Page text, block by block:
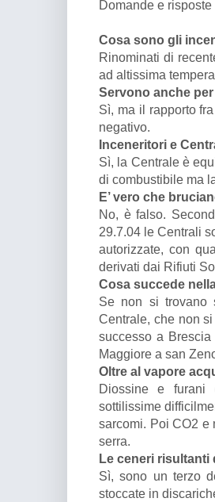
Domande e risposte
Cosa sono gli
Rinominati di
ad altissima
Servono anche
Sì, ma il rapporto
negativo.
Inceneritori e
Sì, la Centrale è
di combustibile ma
E’ vero che
No, è falso.
29.7.04 le Centrali
autorizzate, con
derivati dai Rifiuti
Cosa succede
Se non si trovano
Centrale, che non
successo a
Maggiore a san
Oltre al vapore
Diossine e furani
sottilissime
sarcomi. Poi CO2 e
serra.
Le ceneri
Sì, sono un terzo
stoccate in